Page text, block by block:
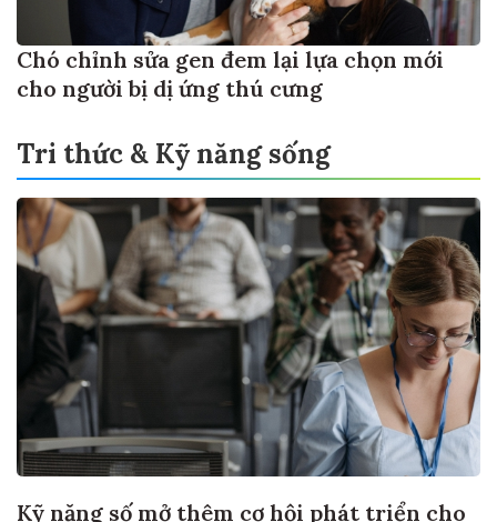
Chó chỉnh sửa gen đem lại lựa chọn mới
cho người bị dị ứng thú cưng
Tri thức & Kỹ năng sống
Kỹ năng số mở thêm cơ hội phát triển cho